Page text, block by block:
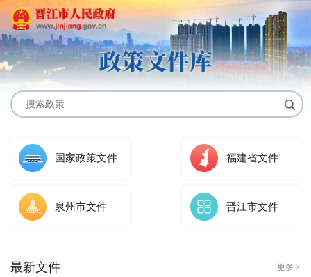
国家政策文件 福建省文件
泉州市文件 晋江市文件
最新文件 更多 >